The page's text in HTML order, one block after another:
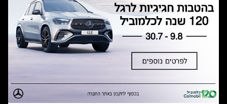
תקנון ימי מכירות 120 לכלמוביל
מצאו אותנו
אולמות תצוגה
מרכזי שירות